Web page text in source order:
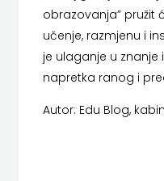
IZDAVAŠTVO
KRŠĆANSKA
SADAŠNJOST
KYRIOS
obrazovanja” pružit
učenje, razmjenu i
je ulaganje u znanje
napretka ranog i
Autor: Edu Blog,